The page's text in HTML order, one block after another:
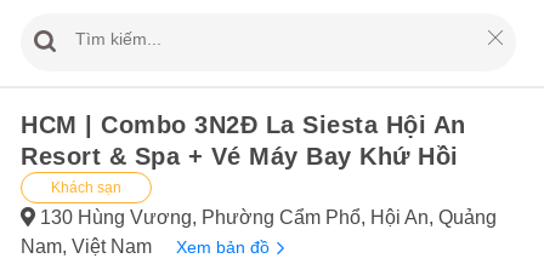
HCM | Combo 3N2Đ La Siesta Hội An
Resort & Spa + Vé Máy Bay Khứ Hồi
Khách sạn
130 Hùng Vương, Phường Cẩm Phổ, Hội An, Quảng
Nam, Việt Nam
Xem bản đồ